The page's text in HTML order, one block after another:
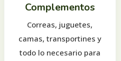
Complementos
Correas, juguetes,
camas, transportines y
todo lo necesario para